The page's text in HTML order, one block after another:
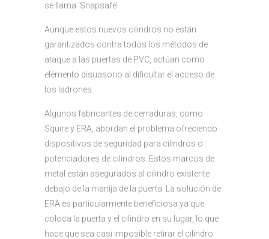
se llama ‘Snapsafe’
Aunque estos nuevos cilindros no están
garantizados contra todos los métodos de
ataque a las puertas de PVC, actúan como
elemento disuasorio al dificultar el acceso de
los ladrones.
Algunos fabricantes de cerraduras, como
Squire y ERA, abordan el problema ofreciendo
dispositivos de seguridad para cilindros o
potenciadores de cilindros. Estos marcos de
metal están asegurados al cilindro existente
debajo de la manija de la puerta. La solución de
ERA es particularmente beneficiosa ya que
coloca la puerta y el cilindro en su lugar, lo que
hace que sea casi imposible retirar el cilindro